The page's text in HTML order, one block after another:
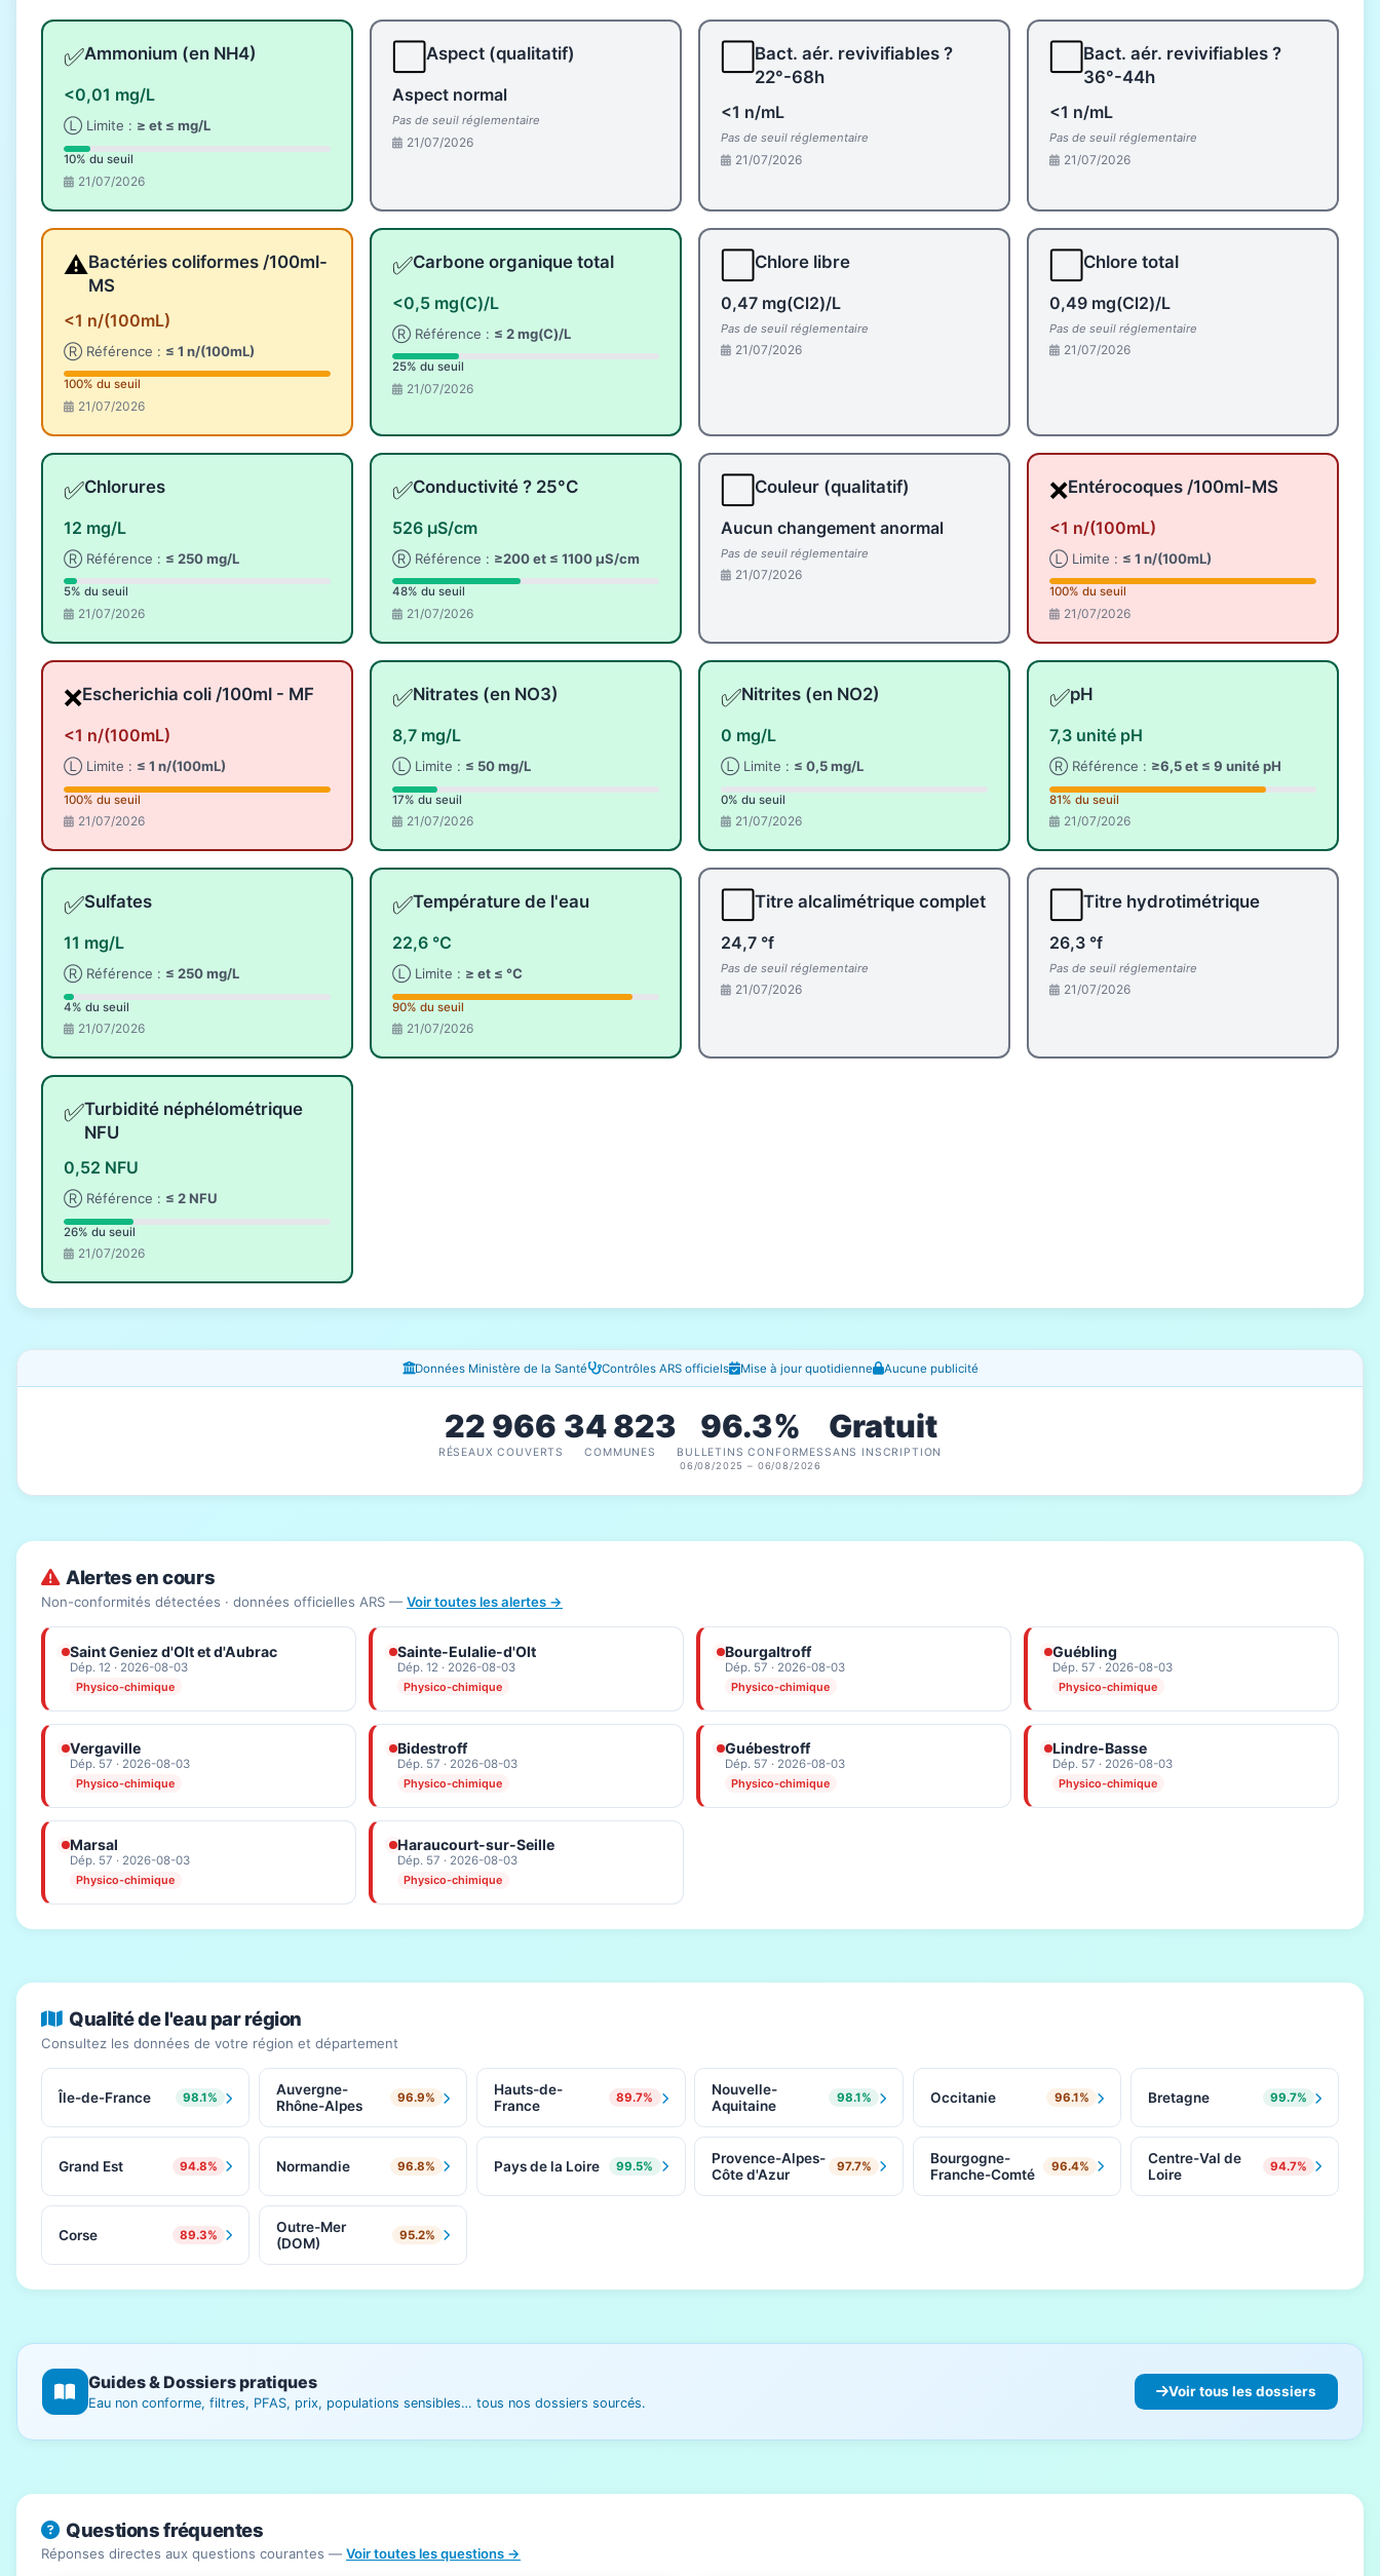
✅Ammonium (en NH4)
<0,01 mg/L
Ⓛ Limite : ≥ et ≤ mg/L
10% du seuil
21/07/2026
Aspect (qualitatif)
Aspect normal
Pas de seuil réglementaire
21/07/2026
Bact. aér. revivifiables ?
22°-68h
<1 n/mL
Pas de seuil réglementaire
21/07/2026
Bact. aér. revivifiables ?
36°-44h
<1 n/mL
Pas de seuil réglementaire
21/07/2026
⚠️Bactéries coliformes /100ml-
MS
<1 n/(100mL)
Ⓡ Référence : ≤ 1 n/(100mL)
100% du seuil
21/07/2026
✅Carbone organique total
<0,5 mg(C)/L
Ⓡ Référence : ≤ 2 mg(C)/L
25% du seuil
21/07/2026
Chlore libre
0,47 mg(Cl2)/L
Pas de seuil réglementaire
21/07/2026
Chlore total
0,49 mg(Cl2)/L
Pas de seuil réglementaire
21/07/2026
✅Chlorures
12 mg/L
Ⓡ Référence : ≤ 250 mg/L
5% du seuil
21/07/2026
✅Conductivité ? 25°C
526 µS/cm
Ⓡ Référence : ≥200 et ≤ 1100 µS/cm
48% du seuil
21/07/2026
Couleur (qualitatif)
Aucun changement anormal
Pas de seuil réglementaire
21/07/2026
❌Entérocoques /100ml-MS
<1 n/(100mL)
Ⓛ Limite : ≤ 1 n/(100mL)
100% du seuil
21/07/2026
❌Escherichia coli /100ml - MF
<1 n/(100mL)
Ⓛ Limite : ≤ 1 n/(100mL)
100% du seuil
21/07/2026
✅Nitrates (en NO3)
8,7 mg/L
Ⓛ Limite : ≤ 50 mg/L
17% du seuil
21/07/2026
✅Nitrites (en NO2)
0 mg/L
Ⓛ Limite : ≤ 0,5 mg/L
0% du seuil
21/07/2026
✅pH
7,3 unité pH
Ⓡ Référence : ≥6,5 et ≤ 9 unité pH
81% du seuil
21/07/2026
✅Sulfates
11 mg/L
Ⓡ Référence : ≤ 250 mg/L
4% du seuil
21/07/2026
✅Température de l'eau
22,6 °C
Ⓛ Limite : ≥ et ≤ °C
90% du seuil
21/07/2026
Titre alcalimétrique complet
24,7 °f
Pas de seuil réglementaire
21/07/2026
Titre hydrotimétrique
26,3 °f
Pas de seuil réglementaire
21/07/2026
✅Turbidité néphélométrique
NFU
0,52 NFU
Ⓡ Référence : ≤ 2 NFU
26% du seuil
21/07/2026
Fenêtres d'information Données Ministère de la Santé Contrôles ARS officiels Mise à jour quotidienne Aucune publicité
22 966
RÉSEAUX COUVERTS
34 823
COMMUNES
96.3%
BULLETINS CONFORMES
06/08/2025 – 06/08/2026
Gratuit
SANS INSCRIPTION
Alertes en cours
Non-conformités détectées · données officielles ARS — Voir toutes les alertes →
Saint Geniez d'Olt et d'Aubrac
Dép. 12 · 2026-08-03
Physico-chimique
Sainte-Eulalie-d'Olt
Dép. 12 · 2026-08-03
Physico-chimique
Bourgaltroff
Dép. 57 · 2026-08-03
Physico-chimique
Guébling
Dép. 57 · 2026-08-03
Physico-chimique
Vergaville
Dép. 57 · 2026-08-03
Physico-chimique
Bidestroff
Dép. 57 · 2026-08-03
Physico-chimique
Guébestroff
Dép. 57 · 2026-08-03
Physico-chimique
Lindre-Basse
Dép. 57 · 2026-08-03
Physico-chimique
Marsal
Dép. 57 · 2026-08-03
Physico-chimique
Haraucourt-sur-Seille
Dép. 57 · 2026-08-03
Physico-chimique
Qualité de l'eau par région
Consultez les données de votre région et département
Île-de-France 98.1%
Auvergne-
Rhône-Alpes
96.9%
Hauts-de-
France
89.7%
Nouvelle-
Aquitaine
98.1% Occitanie 96.1% Bretagne 99.7%
Grand Est 94.8% Normandie 96.8% Pays de la Loire 99.5%
Provence-Alpes-
Côte d'Azur
97.7%
Bourgogne-
Franche-Comté
96.4%
Centre-Val de
Loire
94.7%
Corse 89.3%
Outre-Mer
(DOM)
95.2%
Guides & Dossiers pratiques
Eau non conforme, filtres, PFAS, prix, populations sensibles… tous nos dossiers sourcés.
Voir tous les dossiers
Questions fréquentes
Réponses directes aux questions courantes — Voir toutes les questions →